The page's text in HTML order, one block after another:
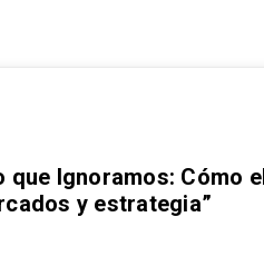
que Ignoramos: Cómo
y estrategia”